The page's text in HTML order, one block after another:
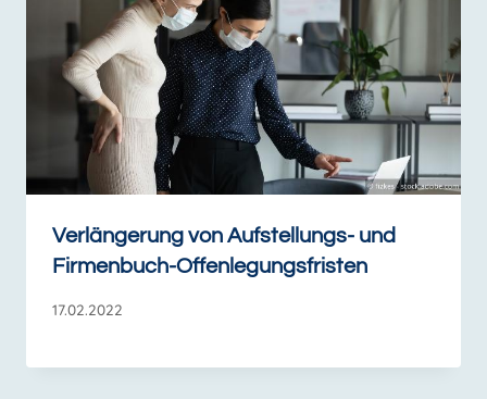
Verlängerung von Aufstellungs- und
Firmenbuch-Offenlegungsfristen
17.02.2022